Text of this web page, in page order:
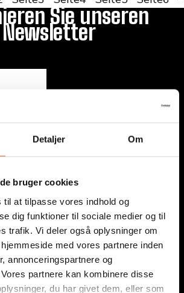
Detaljer Om
bruger cookies
til at tilpasse vores indhold og
dig funktioner til sociale medier og til
trafik. Vi deler også oplysninger om
med vores partnere inden
annonceringspartnere og
partnere kan kombinere disse
du har givet dem, eller som
Sie unseren
Newsletter
SIE DIE MUSEEN